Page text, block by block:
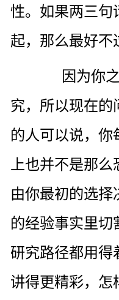
性。如果两三句
起，那么最好不
因为你
究，所以现在的
的人可以说，
上也并不是那
由你最初的选
的经验事实里切
研究路径都用得
讲得更精彩，怎